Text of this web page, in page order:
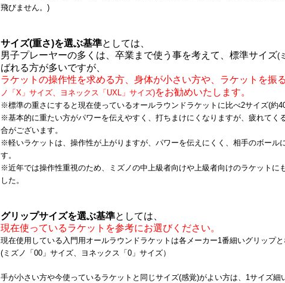
飛びません。)
サイズ(重さ)を選ぶ基準としては、
男子プレーヤーの多くは、卒業まで使う事を考えて、標準サイズ(
ばれる方が多いですが、
ラケットの操作性を求める方、身体が小さい方や、ラケットを振
ノ「X」サイズ、ヨネックス「UXL」サイズ)をお勧めいたします。
※標準の重さにすると現在使っているオールラウンドラケットに比べ2サイズ(約
※基本的に重たい方がパワーを伝えやすく、打ちまけにくなりますが、疲れてく
合がございます。
※軽いラケットは、操作性が上がりますが、パワーを伝えにくく、 相手のボール
す。
※近年では操作性重視のため、ミズノの中上級者向けや上級者向けのラケットに
した。
グリップサイズを選ぶ基準としては、
現在使っているラケットを参考にお選びください。
現在使用している入門用オールラウンドラケットは各メーカー1番細いグリップと
(ミズノ「00」サイズ、ヨネックス「0」サイズ）
手が小さい方や今使っているラケットと同じサイズ(感覚)がよい方は、1サイズ細